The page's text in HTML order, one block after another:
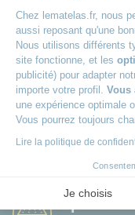
Chez lematelas.fr, nous
aussi reposant qu'une
Nous utilisons différents
site fonctionne, et les
publicité) pour adapter
importe votre profil. Vous
une expérience optimale
Vous pourrez toujours
Lire la politique de
Je choisis
La société DTLM traite vos
données clients / prospects
adressées. Vous pouvez
de portabilité d’effacement
plus sur la gestion de vos
Pour adopter